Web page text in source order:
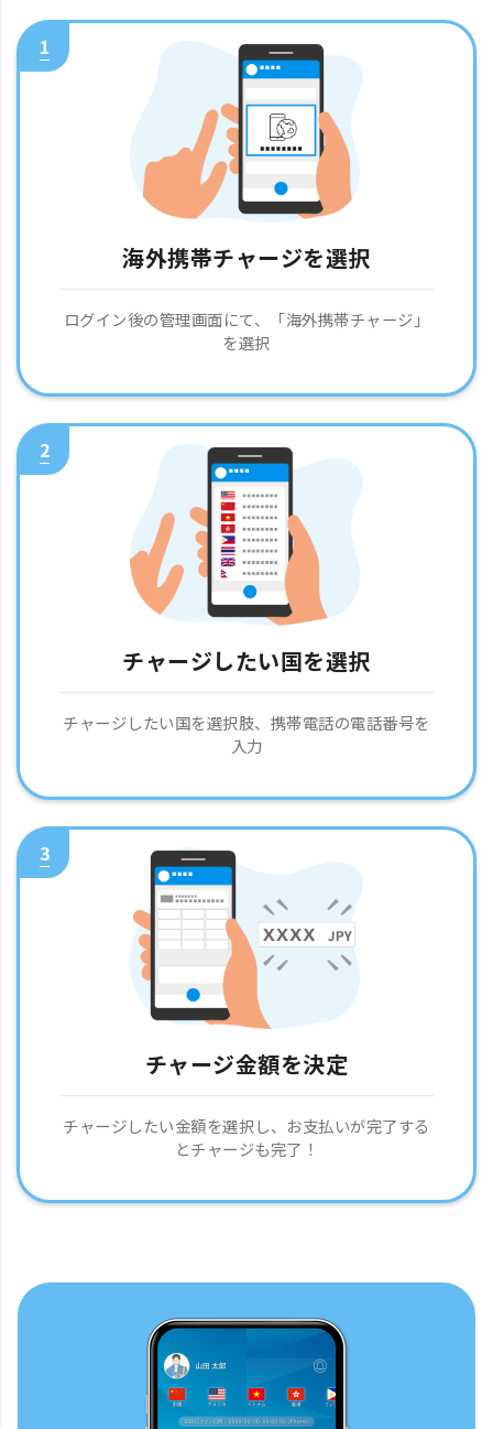
1
海外携帯チャージを選択
ログイン後の管理画面にて、「海外携帯チャージ」
を選択
2
チャージしたい国を選択
チャージしたい国を選択肢、携帯電話の電話番号を
入力
3
チャージ金額を決定
チャージしたい金額を選択し、お支払いが完了する
とチャージも完了！